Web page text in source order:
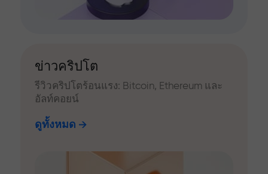
ข่าวคริปโต
รีวิวคริปโตร้อนแรง: Bitcoin, Ethereum และ
อัลท์คอยน์
ดูทั้งหมด